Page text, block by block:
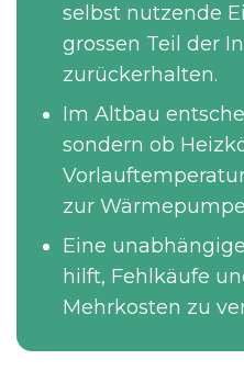
selbst nutzende
grossen Teil der
zurückerhalten.
Im Altbau
sondern ob
zur
Eine
hilft, Fehlkäufe
Mehrkosten zu